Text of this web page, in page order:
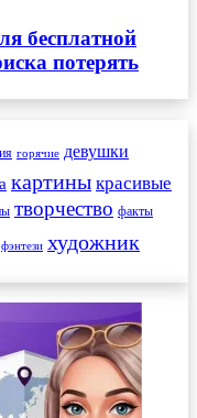
бесплатной
потерять
горячие девушки
картины красивые
творчество факты
фэнтези художник